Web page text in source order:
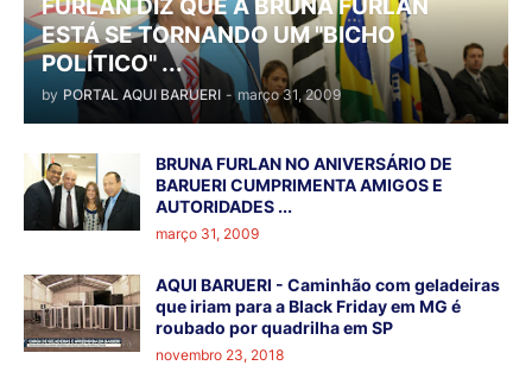
FURLAN DIZ QUE A BRUNA FURLAN
ESTÁ SE TORNANDO UM "BICHO
POLÍTICO" ...
by PORTAL AQUI BARUERI - março 31, 2009
BRUNA FURLAN NO ANIVERSÁRIO DE
BARUERI CUMPRIMENTA AMIGOS E
AUTORIDADES ...
março 31, 2009
AQUI BARUERI - Caminhão com geladeiras
que iriam para a Black Friday em MG é
roubado por quadrilha em SP
novembro 23, 2018